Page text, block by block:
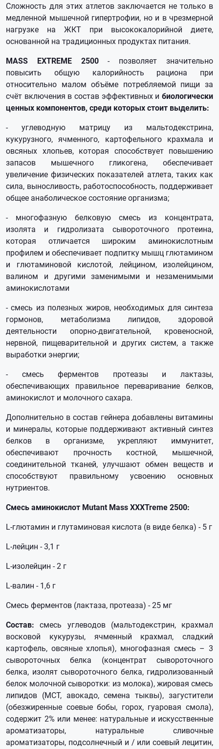
Сложность для этих атлетов заключается не только в
медленной мышечной гипертрофии, но и в чрезмерной
нагрузке на ЖКТ при высококалорийной диете,
основанной на традиционных продуктах питания.
MASS EXTREME 2500- позволяет значительно
повысить общую калорийность рациона при
относительно малом объёме потребляемой пищи за
счёт включения в состав эффективных и биологически
ценных компонентов, среди которых стоит выделить:
- углеводную матрицу из мальтодекстрина,
кукурузного, ячменного, картофельного крахмала и
овсяных хлопьев, которая способствует повышению
запасов мышечного гликогена, обеспечивает
увеличение физических показателей атлета, таких как
сила, выносливость, работоспособность, поддерживает
общее анаболическое состояние организма;
- многофазную белковую смесь из концентрата,
изолята и гидролизата сывороточного протеина,
которая отличается широким аминокислотным
профилем и обеспечивает подпитку мышц глютамином
и глютаминовой кислотой, лейцином, изолейцином,
валином и другими заменимыми и незаменимыми
аминокислотами
- смесь из полезных жиров, необходимых для синтеза
гормонов, метаболизма липидов, здоровой
деятельности опорно-двигательной, кровеносной,
нервной, пищеварительной и других систем, а также
выработки энергии;
- смесь ферментов протеазы и лактазы,
обеспечивающих правильное переваривание белков,
аминокислот и молочного сахара.
Дополнительно в состав гейнера добавлены витамины
и минералы, которые поддерживают активный синтез
белков в организме, укрепляют иммунитет,
обеспечивают прочность костной, мышечной,
соединительной тканей, улучшают обмен веществ и
способствуют правильному усвоению основных
нутриентов.
Смесь аминокислот Mutant Mass XXXTreme 2500:
L-глютамин и глутаминовая кислота (в виде белка) - 5 г
L-лейцин - 3,1 г
L-изолейцин - 2 г
L-валин - 1,6 г
Смесь ферментов (лактаза, протеаза) - 25 мг
Состав: смесь углеводов (мальтодекстрин, крахмал
восковой кукурузы, ячменный крахмал, сладкий
картофель, овсяные хлопья), многофазная смесь – 3
сывороточных белка (концентрат сывороточного
белка, изолят сывороточного белка, гидролизованный
белок молочной сыворотки: из молока), жировая смесь
липидов (MCT, авокадо, семена тыквы), загустители
(обезжиренные соевые бобы, горох, гуаровая смола),
содержит 2% или менее: натуральные и искусственные
ароматизаторы, натуральные сливочные
ароматизаторы, подсолнечный и / или соевый лецитин,